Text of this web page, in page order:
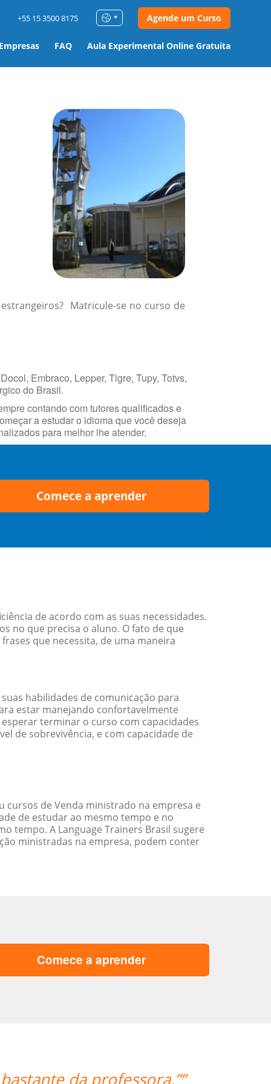
FAQ Aula Experimental Online Gratuita
+55 15 3500 8175 Agende um Curso
Matricule-se no curso de
Embraco, Lepper, Tigre, Tupy, Totvs,
do Brasil.
contando com tutores qualificados e
a estudar o idioma que você deseja
para melhor lhe atender.
Comece a aprender
de acordo com as suas necessidades.
no que precisa o aluno. O fato de que
que necessita, de uma maneira
habilidades de comunicação para
estar manejando confortavelmente
terminar o curso com capacidades
de sobrevivência, e com capacidade de
cursos de Venda ministrado na empresa e
de estudar ao mesmo tempo e no
tempo. A Language Trainers Brasil sugere
ministradas na empresa, podem conter
Comece a aprender
absolutamente satisfeita por